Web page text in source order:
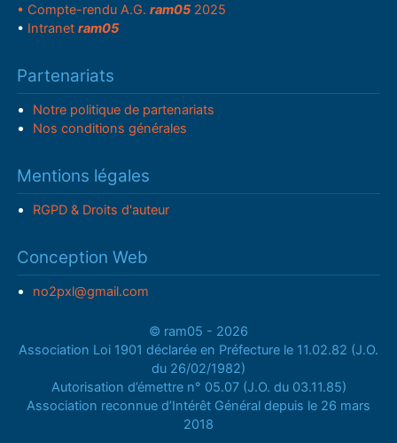
• Compte-rendu A.G.ram05 2025
• Intranetram05
Partenariats
Notre politique de partenariats
Nos conditions générales
Mentions légales
RGPD & Droits d'auteur
Conception Web
no2pxl@gmail.com
© ram05 - 2026
Association Loi 1901 déclarée en Préfecture le 11.02.82 (J.O.
du 26/02/1982)
Autorisation d’émettre n° 05.07 (J.O. du 03.11.85)
Association reconnue d’Intérêt Général depuis le 26 mars
2018